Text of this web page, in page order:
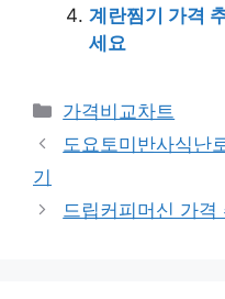
계란찜기 가격
세요
카
테
가격비교차트
도요토미반사식난
기
드립커피머신 가격